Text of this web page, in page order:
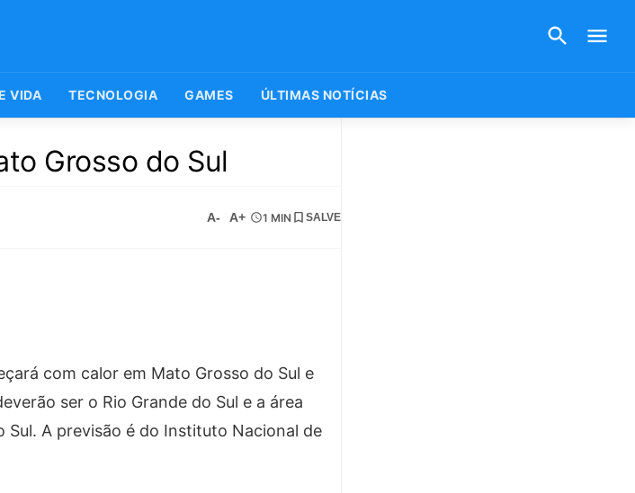
VIDA TECNOLOGIA GAMES ÚLTIMAS NOTÍCIAS
Grosso do Sul
A- A+ 1 MIN SALVE
com calor em Mato Grosso do Sul e
ser o Rio Grande do Sul e a área
Sul. A previsão é do Instituto Nacional de